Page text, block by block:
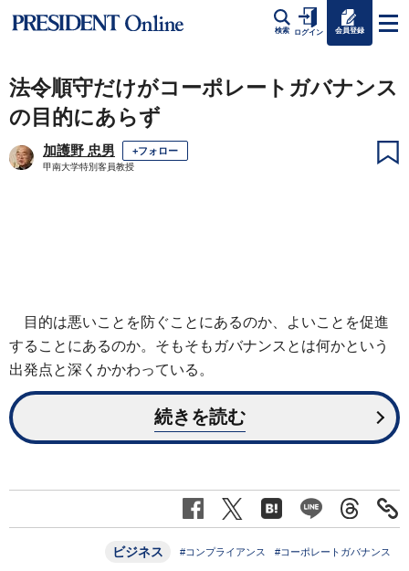
検索 ログイン 会員登録
法令順守だけがコーポレートガバナンス
の目的にあらず
加護野 忠男 +フォロー
甲南大学特別客員教授
目的は悪いことを防ぐことにあるのか、よいことを促進
することにあるのか。そもそもガバナンスとは何かという
出発点と深くかかわっている。
続きを読む
ビジネス #コンプライアンス #コーポレートガバナンス